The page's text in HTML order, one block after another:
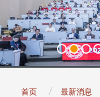
首页 最新消息